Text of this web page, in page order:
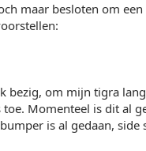
maar besloten om
bezig, om mijn tigra
Momenteel is dit al
is al gedaan,